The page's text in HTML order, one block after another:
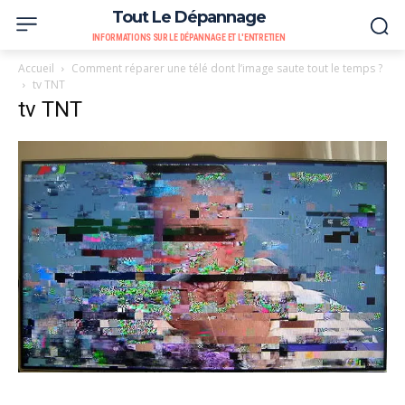
Tout Le Dépannage
INFORMATIONS SUR LE DÉPANNAGE ET L'ENTRETIEN
Accueil
Comment réparer une télé dont l’image saute tout le temps ?
tv TNT
tv TNT